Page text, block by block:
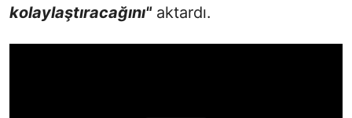
kolaylaştıracağını"aktardı.